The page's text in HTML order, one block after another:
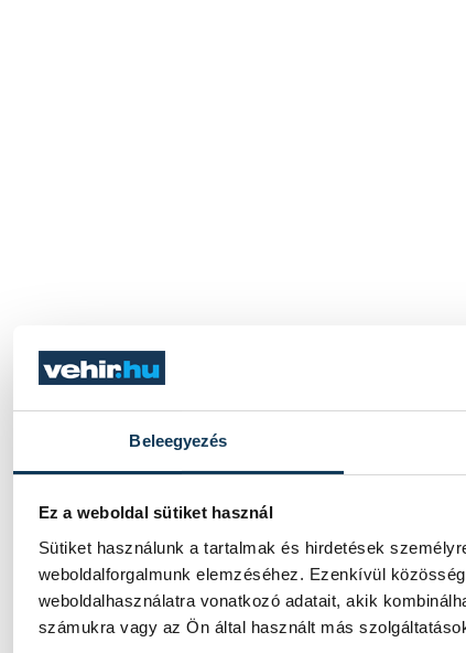
Beleegyezés
Ez a weboldal sütiket használ
Sütiket használunk a tartalmak és hirdetések
weboldalforgalmunk elemzéséhez. Ezenkívül
weboldalhasználatra vonatkozó adatait, akik
számukra vagy az Ön által használt más